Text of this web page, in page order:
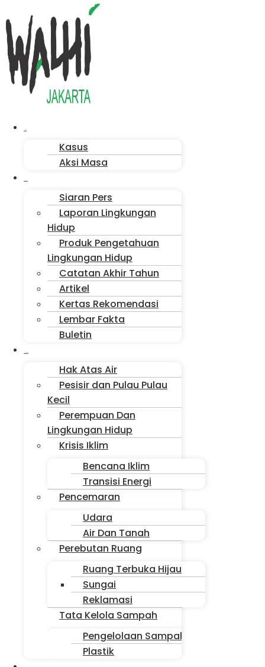
Menu
Kasus
Aksi Masa
Siaran Pers
Laporan Lingkungan
Hidup
Produk Pengetahuan
Lingkungan Hidup
Catatan Akhir Tahun
Artikel
Kertas Rekomendasi
Lembar Fakta
Buletin
Hak Atas Air
Pesisir dan Pulau Pulau
Kecil
Perempuan Dan
Lingkungan Hidup
Krisis Iklim
Bencana Iklim
Transisi Energi
Pencemaran
Udara
Air Dan Tanah
Perebutan Ruang
Ruang Terbuka Hijau
Sungai
Reklamasi
Tata Kelola Sampah
Pengelolaan Sampah
Plastik